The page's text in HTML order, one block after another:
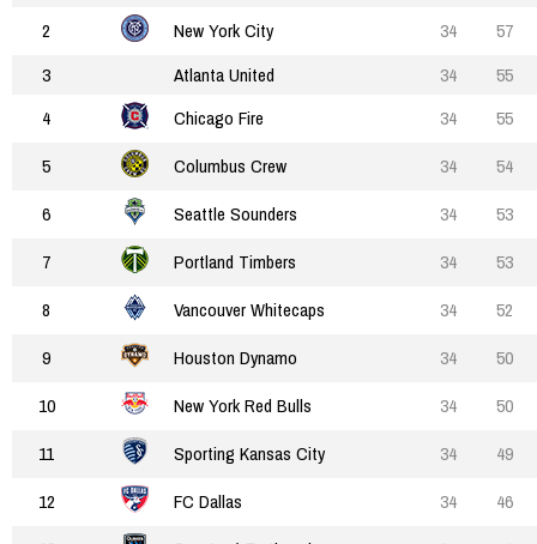
2
New York City 34
57
3
Atlanta United 34
55
4
Chicago Fire 34
55
5
Columbus Crew 34
54
6
Seattle Sounders 34
53
7
Portland Timbers 34
53
8
Vancouver Whitecaps 34
52
9
Houston Dynamo 34
50
10
New York Red Bulls 34
50
11
Sporting Kansas City 34
49
12
FC Dallas 34
46